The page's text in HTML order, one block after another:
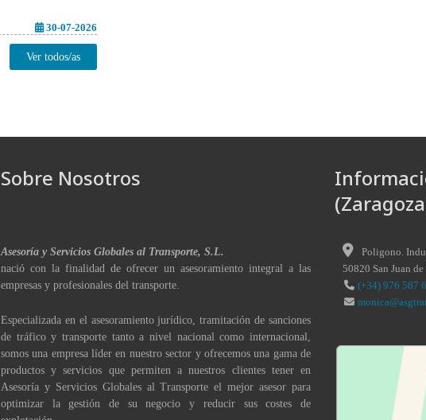
30-07-2026
Ver todos/as
Sobre Nosotros
Asesoría y Servicios Globales al Transporte, S.L.
nació con la finalidad de ofrecer un asesoramiento integral a las
empresas y profesionales del transporte.
Especializada en el asesoramiento jurídico, tramitación de sanciones
de tráfico y transporte tanto a nivel nacional como internacional,
somos una empresa líder en nuestro sector y ofrecemos una gama de
productos y servicios que permiten a nuestros clientes tener en
Asesoría y Servicios Globales al Transporte el mejor asesor para
optimizar la gestión de su negocio y reducir sus costes de
Poligono.
50820 San Juan
(+34) 976 587